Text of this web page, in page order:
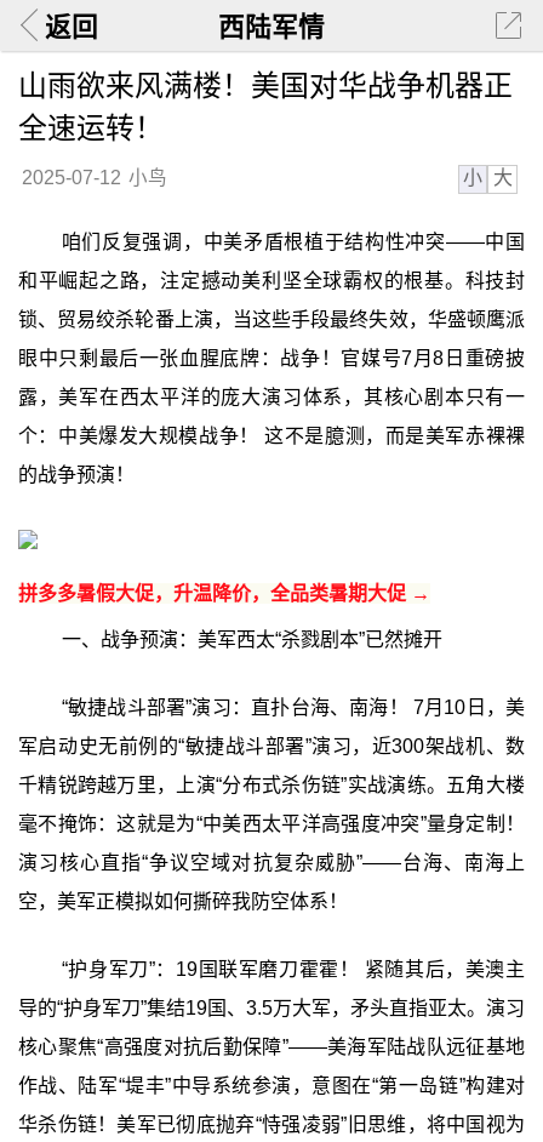
返回 西陆军情
山雨欲来风满楼！美国对华战争机器正
全速运转！
2025-07-12 小鸟 小 大
咱们反复强调，中美矛盾根植于结构性冲突——中国
和平崛起之路，注定撼动美利坚全球霸权的根基。科技封
锁、贸易绞杀轮番上演，当这些手段最终失效，华盛顿鹰派
眼中只剩最后一张血腥底牌：战争！官媒号7月8日重磅披
露，美军在西太平洋的庞大演习体系，其核心剧本只有一
个：中美爆发大规模战争！ 这不是臆测，而是美军赤裸裸
的战争预演！
拼多多暑假大促，升温降价，全品类暑期大促 →
一、战争预演：美军西太“杀戮剧本”已然摊开
“敏捷战斗部署”演习：直扑台海、南海！ 7月10日，美
军启动史无前例的“敏捷战斗部署”演习，近300架战机、数
千精锐跨越万里，上演“分布式杀伤链”实战演练。五角大楼
毫不掩饰：这就是为“中美西太平洋高强度冲突”量身定制！
演习核心直指“争议空域对抗复杂威胁”——台海、南海上
空，美军正模拟如何撕碎我防空体系！
“护身军刀”：19国联军磨刀霍霍！ 紧随其后，美澳主
导的“护身军刀”集结19国、3.5万大军，矛头直指亚太。演习
核心聚焦“高强度对抗后勤保障”——美海军陆战队远征基地
作战、陆军“堤丰”中导系统参演，意图在“第一岛链”构建对
华杀伤链！美军已彻底抛弃“恃强凌弱”旧思维，将中国视为